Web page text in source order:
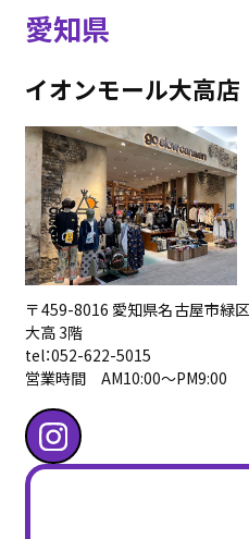
愛知県
イオンモール大高店
〒459-8016 愛知県名古屋市
大高 3階
tel：052-622-5015
営業時間 AM10:00〜PM9:00